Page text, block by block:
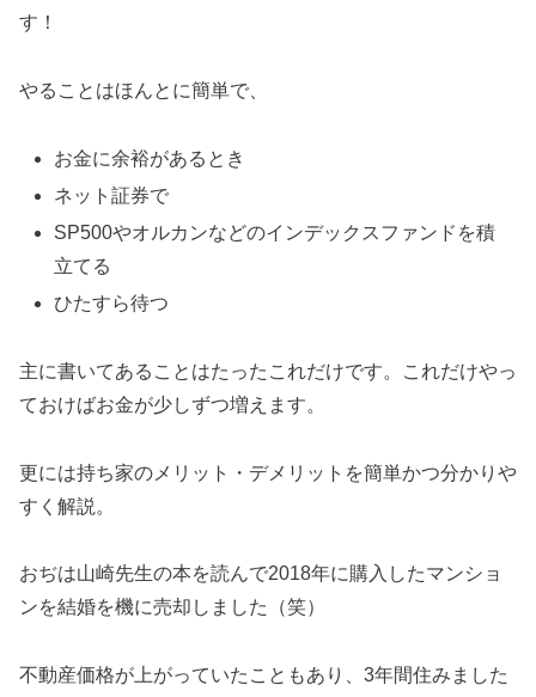
す！
やることはほんとに簡単で、
お金に余裕があるとき
ネット証券で
SP500やオルカンなどのインデックスファンドを積
立てる
ひたすら待つ
主に書いてあることはたったこれだけです。これだけやっ
ておけばお金が少しずつ増えます。
更には持ち家のメリット・デメリットを簡単かつ分かりや
すく解説。
おぢは山崎先生の本を読んで2018年に購入したマンショ
ンを結婚を機に売却しました（笑）
不動産価格が上がっていたこともあり、3年間住みました